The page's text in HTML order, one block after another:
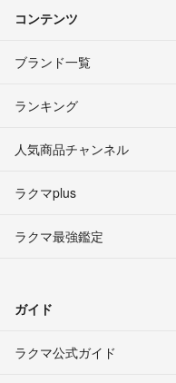
コンテンツ
ブランド一覧
ランキング
人気商品チャンネル
ラクマplus
ラクマ最強鑑定
ガイド
ラクマ公式ガイド